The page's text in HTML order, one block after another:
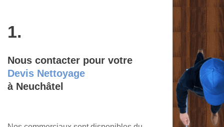
1.
Nous contacter pour votre
Devis Nettoyage
à Neuchâtel